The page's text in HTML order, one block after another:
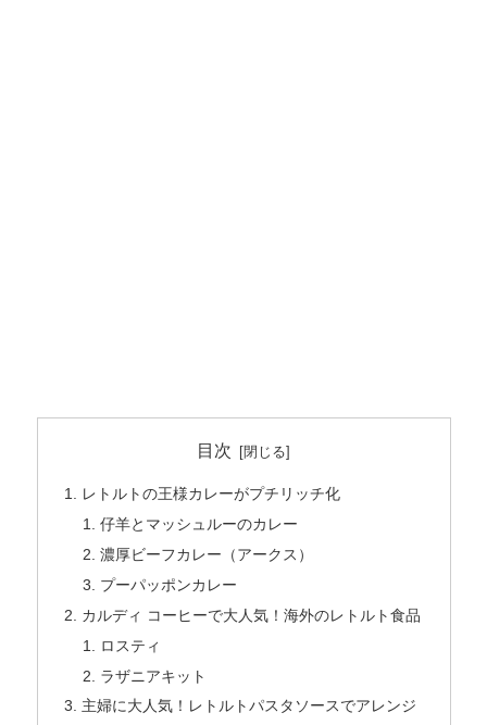
目次
レトルトの王様カレーがプチリッチ化
仔羊とマッシュルーのカレー
濃厚ビーフカレー（アークス）
プーパッポンカレー
カルディ コーヒーで大人気！海外のレトルト食品
ロスティ
ラザニアキット
主婦に大人気！レトルトパスタソースでアレンジ